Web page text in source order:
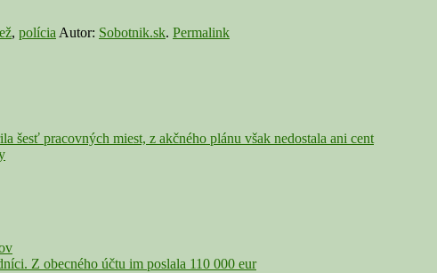
, polícia Autor: Sobotnik.sk. Permalink
pracovných miest, z akčného plánu však nedostala ani cent
Z obecného účtu im poslala 110 000 eur